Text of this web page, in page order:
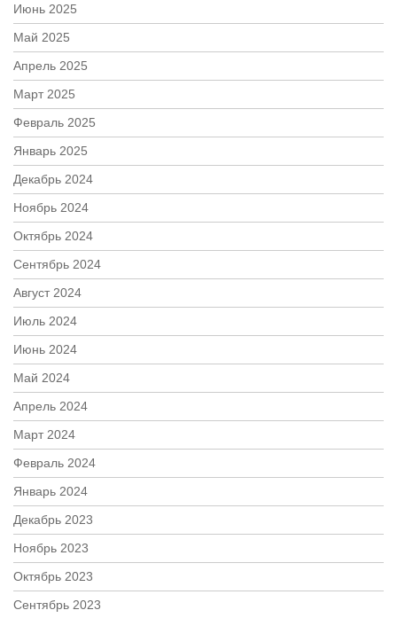
Июнь 2025
Май 2025
Апрель 2025
Март 2025
Февраль 2025
Январь 2025
Декабрь 2024
Ноябрь 2024
Октябрь 2024
Сентябрь 2024
Август 2024
Июль 2024
Июнь 2024
Май 2024
Апрель 2024
Март 2024
Февраль 2024
Январь 2024
Декабрь 2023
Ноябрь 2023
Октябрь 2023
Сентябрь 2023